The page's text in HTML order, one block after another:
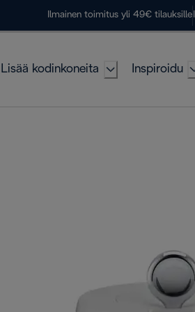
Ilmainen toimitus yli 49€ tilauksille
Lisää kodinkoneita Inspiroidu